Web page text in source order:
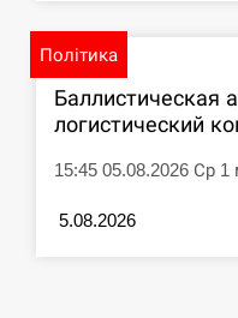
Політика
Баллистическая
логистический
15:45 05.08.2026 Ср
5.08.2026